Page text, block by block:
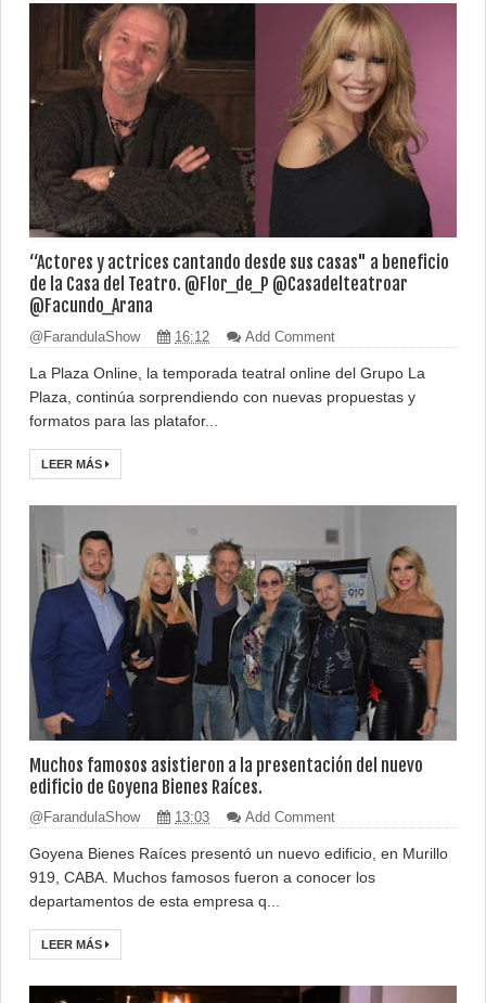
“Actores y actrices cantando desde sus casas" a beneficio
de la Casa del Teatro. @Flor_de_P @Casadelteatroar
@Facundo_Arana
@FarandulaShow 16:12 Add Comment
La Plaza Online, la temporada teatral online del Grupo La
Plaza, continúa sorprendiendo con nuevas propuestas y
formatos para las platafor...
LEER MÁS
Muchos famosos asistieron a la presentación del nuevo
edificio de Goyena Bienes Raíces.
@FarandulaShow 13:03 Add Comment
Goyena Bienes Raíces presentó un nuevo edificio, en Murillo
919, CABA. Muchos famosos fueron a conocer los
departamentos de esta empresa q...
LEER MÁS